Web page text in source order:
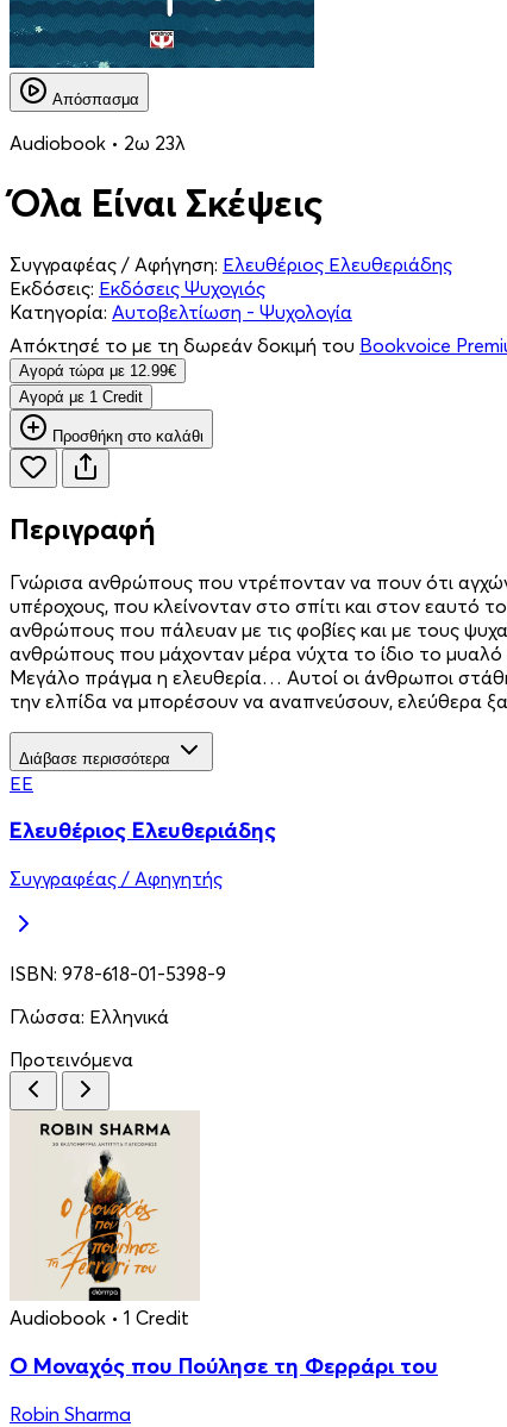
Απόσπασμα
Audiobook • 2ω 23λ
Όλα Είναι Σκέψεις
Συγγραφέας / Αφήγηση: Ελευθέριος Ελευθεριάδης
Εκδόσεις: Εκδόσεις Ψυχογιός
Κατηγορία: Αυτοβελτίωση - Ψυχολογία
Απόκτησέ το με τη δωρεάν δοκιμή του Bookvoice
Aγορά τώρα με 12.99€
Aγορά με 1 Credit
Προσθήκη στο καλάθι
Περιγραφή
Γνώρισα ανθρώπους που ντρέπονταν να πουν ότι
υπέροχους, που κλείνονταν στο σπίτι και στον
ανθρώπους που πάλευαν με τις φοβίες και με τους
ανθρώπους που μάχονταν μέρα νύχτα το ίδιο το
Μεγάλο πράγμα η ελευθερία… Αυτοί οι άνθρωποι
την ελπίδα να μπορέσουν να αναπνεύσουν, ελεύθερα
Διάβασε περισσότερα
ΕΕ
Ελευθέριος Ελευθεριάδης
Συγγραφέας / Αφηγητής
ISBN: 978-618-01-5398-9
Γλώσσα: Ελληνικά
Προτεινόμενα
Audiobook • 1 Credit
Ο Μοναχός που Πούλησε τη Φερράρι του
Robin Sharma